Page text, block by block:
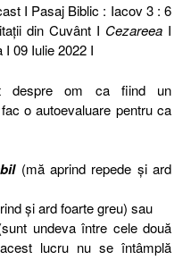
I Pasaj Biblic : Iacov 3 : 6
din Cuvânt I Cezareea I
I 09 Iulie 2022 I
despre om ca fiind un
o autoevaluare pentru ca
(mă aprind repede și ard
și ard foarte greu) sau
undeva între cele două
lucru nu se întâmplă